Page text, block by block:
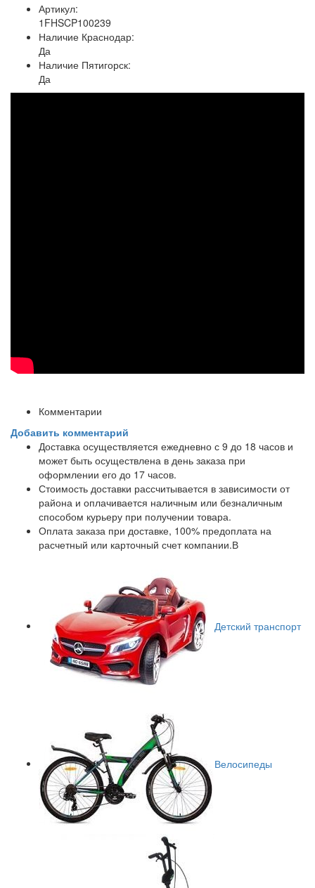
Артикул:
1FHSCP100239
Наличие Краснодар:
Да
Наличие Пятигорск:
Да
Комментарии
Добавить комментарий
Доставка осуществляется ежедневно с 9 до 18 часов и
может быть осуществлена в день заказа при
оформлении его до 17 часов.
Стоимость доставки рассчитывается в зависимости от
района и оплачивается наличным или безналичным
способом курьеру при получении товара.
Оплата заказа при доставке, 100% предоплата на
расчетный или карточный счет компании.В
Детский транспорт
Велосипеды